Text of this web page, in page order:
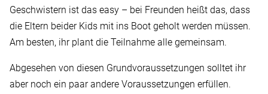
Geschwistern ist das easy – bei Freunden heißt das, dass
die Eltern beider Kids mit ins Boot geholt werden müssen.
Am besten, ihr plant die Teilnahme alle gemeinsam.
Abgesehen von diesen Grundvoraussetzungen solltet ihr
aber noch ein paar andere Voraussetzungen erfüllen.